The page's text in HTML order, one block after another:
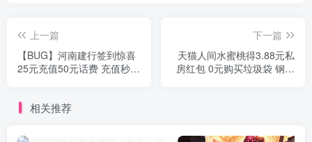
上一篇
【BUG】河南建行签到惊喜
25元充值50元话费 充值秒到
下一篇
天猫人间水蜜桃得3.88元私
房红包 0元购买垃圾袋 钢化
相关推荐